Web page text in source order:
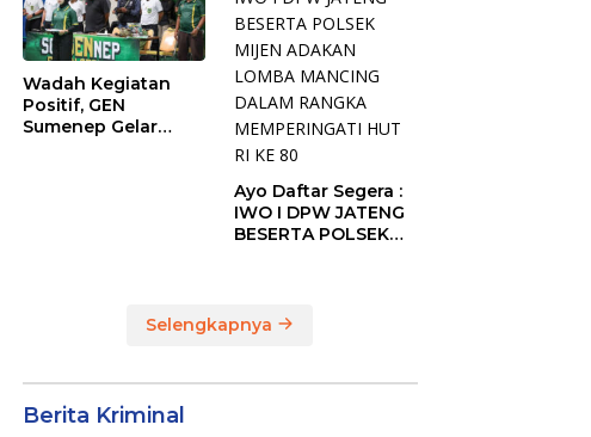
Wadah Kegiatan
Positif, GEN
Sumenep Gelar
Ayo Daftar Segera :
IWO I DPW JATENG
BESERTA POLSEK
MEMPERINGATI HUT
RI KE 80
Selengkapnya
Berita Kriminal